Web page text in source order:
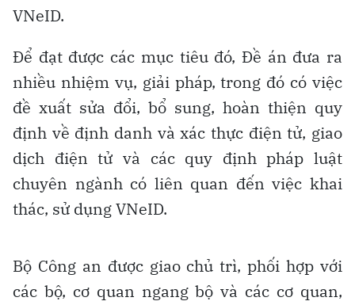
VNeID.
Để đạt được các mục tiêu đó, Đề án đưa ra
nhiều nhiệm vụ, giải pháp, trong đó có việc
đề xuất sửa đổi, bổ sung, hoàn thiện quy
định về định danh và xác thực điện tử, giao
dịch điện tử và các quy định pháp luật
chuyên ngành có liên quan đến việc khai
thác, sử dụng VNeID.
Bộ Công an được giao chủ trì, phối hợp với
các bộ, cơ quan ngang bộ và các cơ quan,